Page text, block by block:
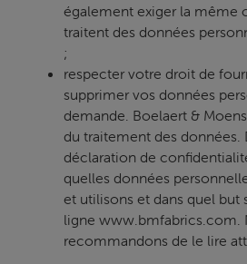
également exiger la même
traitent des données
;
respecter votre droit de
supprimer vos données
demande. Boelaert &
du traitement des données.
déclaration de
quelles données
et utilisons et dans quel but
ligne www.bmfabrics.com.
recommandons de le lire